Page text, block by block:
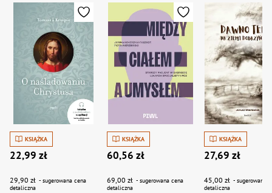
KSIĄŻKA
22,99 zł
29,90 zł - sugerowana cena
detaliczna
KSIĄŻKA
60,56 zł
69,00 zł - sugerowana cena
detaliczna
KSIĄŻKA
27,69 zł
45,00 zł - sugerowana
detaliczna